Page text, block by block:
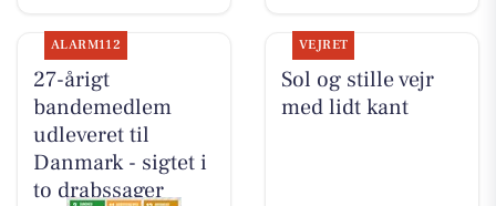
ALARM112
27-årigt
bandemedlem
udleveret til
Danmark - sigtet i
to drabssager
VEJRET
Sol og stille vejr
med lidt kant